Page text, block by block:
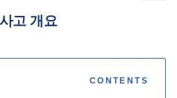
고 개요
CONTENTS